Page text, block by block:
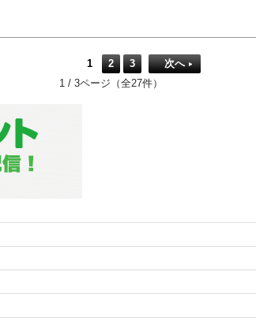
1 2 3
次へ
1 / 3ページ（全27件）